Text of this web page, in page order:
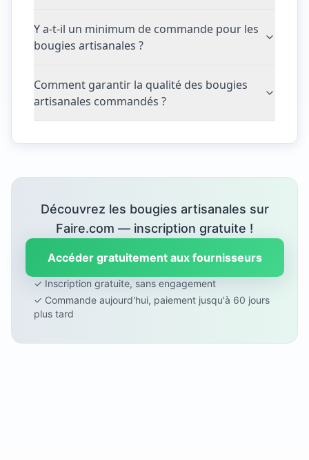
Y a-t-il un minimum de commande pour les
bougies artisanales ?
Comment garantir la qualité des bougies
artisanales commandés ?
Découvrez les bougies artisanales sur
Faire.com — inscription gratuite !
Accéder gratuitement aux fournisseurs
✓ Inscription gratuite, sans engagement
✓ Commande aujourd'hui, paiement jusqu'à 60 jours
plus tard